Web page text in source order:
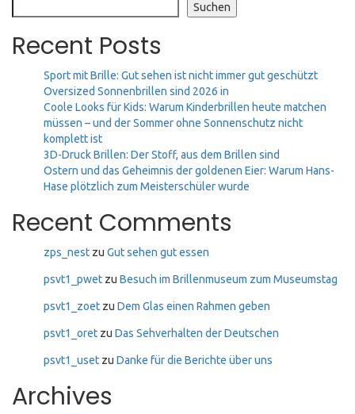
Suchen
Recent Posts
Sport mit Brille: Gut sehen ist nicht immer gut geschützt
Oversized Sonnenbrillen sind 2026 in
Coole Looks für Kids: Warum Kinderbrillen heute matchen
müssen – und der Sommer ohne Sonnenschutz nicht
komplett ist
3D-Druck Brillen: Der Stoff, aus dem Brillen sind
Ostern und das Geheimnis der goldenen Eier: Warum Hans-
Hase plötzlich zum Meisterschüler wurde
Recent Comments
zps_nest zu Gut sehen gut essen
psvt1_pwet zu Besuch im Brillenmuseum zum Museumstag
psvt1_zoet zu Dem Glas einen Rahmen geben
psvt1_oret zu Das Sehverhalten der Deutschen
psvt1_uset zu Danke für die Berichte über uns
Archives